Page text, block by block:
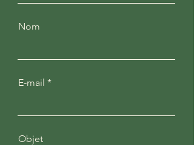
Nom
E-mail
Objet